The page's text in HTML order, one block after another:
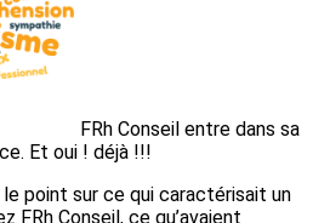
FRh Conseil entre dans sa
Et oui ! déjà !!!
point sur ce qui caractérisait un
FRh Conseil, ce qu’avaient